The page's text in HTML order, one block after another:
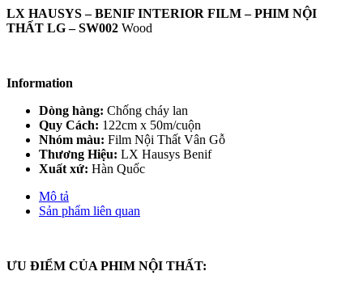
LX HAUSYS – BENIF INTERIOR FILM – PHIM NỘI
THẤT LG – SW002 Wood
Information
Dòng hàng: Chống cháy lan
Quy Cách: 122cm x 50m/cuộn
Nhóm màu: Film Nội Thất Vân Gỗ
Thương Hiệu: LX Hausys Benif
Xuất xứ: Hàn Quốc
Mô tả
Sản phẩm liên quan
ƯU ĐIỂM CỦA PHIM NỘI THẤT: